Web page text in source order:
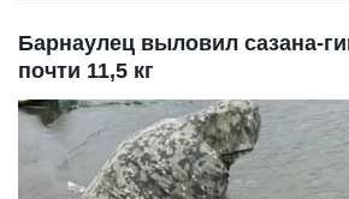
Барнаулец выловил сазана-
почти 11,5 кг